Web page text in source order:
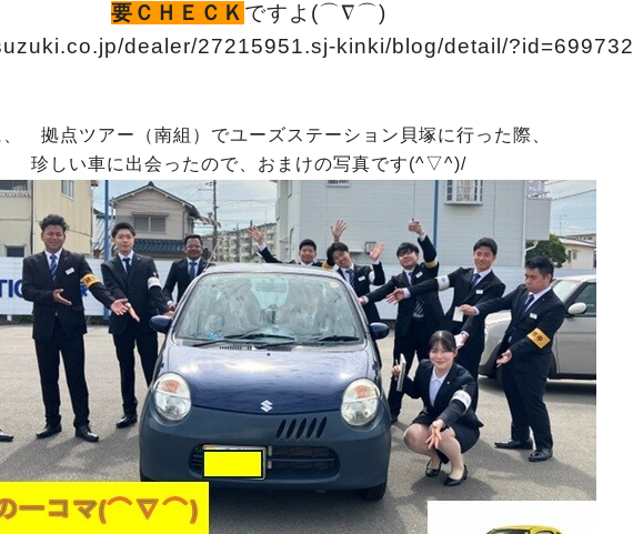
要ＣＨＥＣＫ ですよ(⌒∇⌒)
dealer/27215951.sj-kinki/blog/detail/?id=699732
拠点ツアー（南組）でユーズステーション貝塚に行った際、
珍しい車に出会ったので、おまけの写真です(^▽^)/